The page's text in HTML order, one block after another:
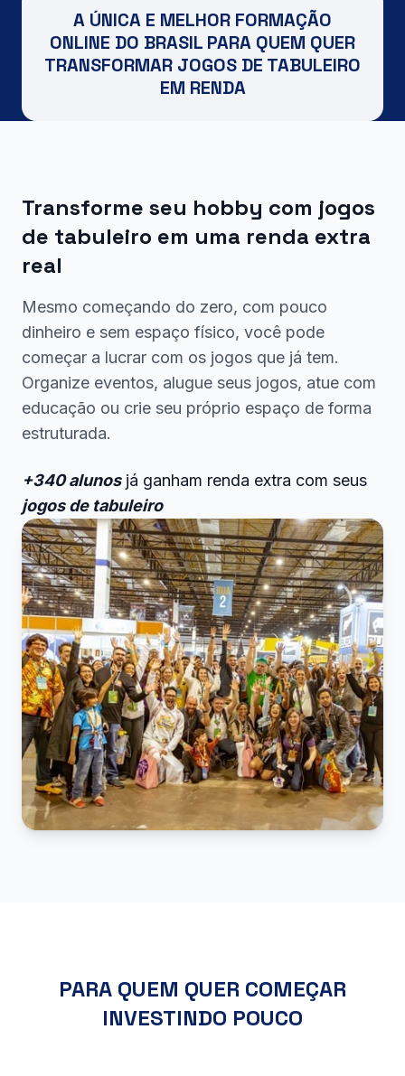
A ÚNICA E MELHOR FORMAÇÃO
ONLINE DO BRASIL PARA QUEM QUER
TRANSFORMAR JOGOS DE TABULEIRO
EM RENDA
Transforme seu hobby com jogos
de tabuleiro em uma renda extra
real
Mesmo começando do zero, com pouco
dinheiro e sem espaço físico, você pode
começar a lucrar com os jogos que já tem.
Organize eventos, alugue seus jogos, atue com
educação ou crie seu próprio espaço de forma
estruturada.
+340 alunosjá ganham renda extra com seus
jogos de tabuleiro
PARA QUEM QUER COMEÇAR
INVESTINDO POUCO